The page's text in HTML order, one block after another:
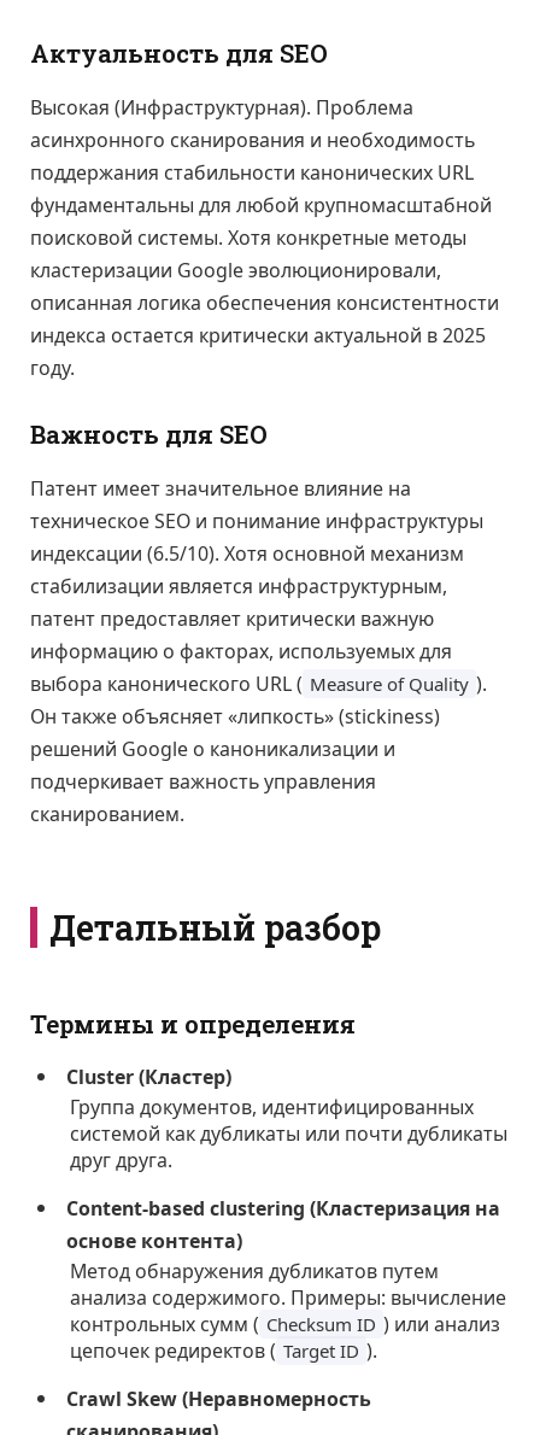
Актуальность для SEO
Высокая (Инфраструктурная). Проблема
асинхронного сканирования и необходимость
поддержания стабильности канонических URL
фундаментальны для любой крупномасштабной
поисковой системы. Хотя конкретные методы
кластеризации Google эволюционировали,
описанная логика обеспечения консистентности
индекса остается критически актуальной в 2025
году.
Важность для SEO
Патент имеет значительное влияние на
техническое SEO и понимание инфраструктуры
индексации (6.5/10). Хотя основной механизм
стабилизации является инфраструктурным,
патент предоставляет критически важную
информацию о факторах, используемых для
выбора канонического URL ( Measure of Quality ).
Он также объясняет «липкость» (stickiness)
решений Google о каноникализации и
подчеркивает важность управления
сканированием.
Детальный разбор
Термины и определения
Cluster (Кластер)
Группа документов, идентифицированных
системой как дубликаты или почти дубликаты
друг друга.
Content-based clustering (Кластеризация на
основе контента)
Метод обнаружения дубликатов путем
анализа содержимого. Примеры: вычисление
контрольных сумм ( Checksum ID ) или анализ
цепочек редиректов ( Target ID ).
Crawl Skew (Неравномерность